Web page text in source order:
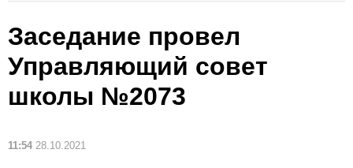
Заседание провел
Управляющий совет
школы №2073
11:54 28.10.2021